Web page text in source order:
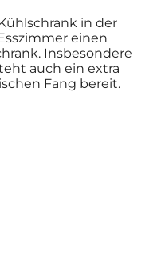
in der
einen
Insbesondere
auch ein extra
Fang bereit.